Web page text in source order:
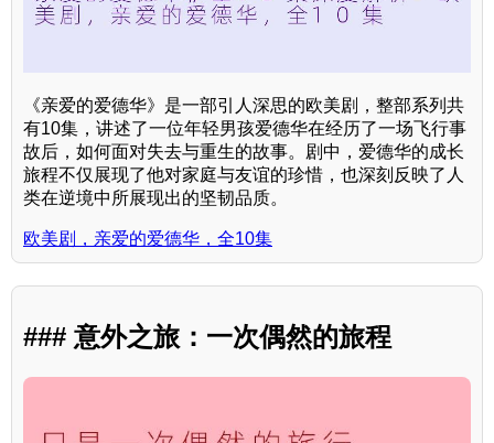
《亲爱的爱德华》是一部引人深思的欧美剧，整部系列共
有10集，讲述了一位年轻男孩爱德华在经历了一场飞行事
故后，如何面对失去与重生的故事。剧中，爱德华的成长
旅程不仅展现了他对家庭与友谊的珍惜，也深刻反映了人
类在逆境中所展现出的坚韧品质。
欧美剧，亲爱的爱德华，全10集
### 意外之旅：一次偶然的旅程